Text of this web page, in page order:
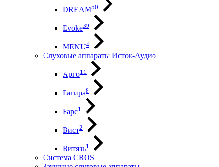
DREAM50
Evoke39
MENU4
Слуховые аппараты Исток-Аудио
Арго11
Багира8
Барс1
Вист2
Витязь1
Система CROS